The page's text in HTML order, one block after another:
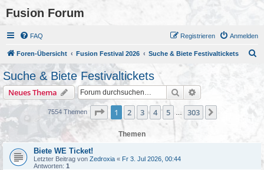
Fusion Forum
FAQ Anmelden
Registrieren
Foren-Übersicht Fusion Festival 2026 Suche & Biete Festivaltickets
Suche & Biete Festivaltickets
Neues Thema Suche
7554 Themen Seite 1von 303
1 2 3 4 5 303
Themen
Biete WE Ticket!
Letzter Beitrag von Zedroxia « Fr 3. Jul 2026, 00:44
Antworten: 1